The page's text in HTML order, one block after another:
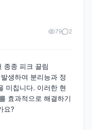
79 2
종종 피크 끌림
생하여 분리능과 정
미칩니다. 이러한 현
효과적으로 해결하기
요?